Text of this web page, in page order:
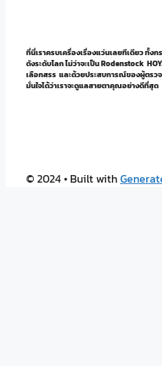
ที่นี่เราครบเครื่องเรื่องแว่นเลยทีเดียว ทั้ง
ดังระดับโลก ไม่ว่าจะเป็น Rodenstock
เลือกสรร และด้วยประสบการณ์ของผู้ตรว
มั่นใจได้ว่าเราจะดูแลสายตาคุณอย่างดีที่สุด
© 2024• Built with